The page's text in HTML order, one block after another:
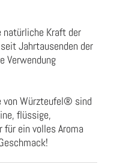
natürliche Kraft der
Jahrtausenden der
Verwendung
von Würzteufel® sind
flüssige,
für ein volles Aroma